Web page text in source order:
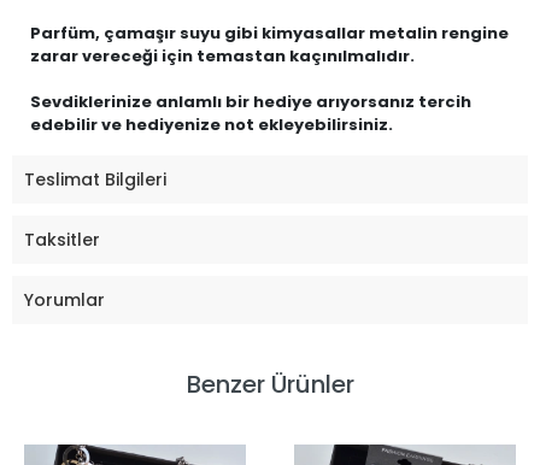
Parfüm, çamaşır suyu gibi kimyasallar metalin rengine
zarar vereceği için temastan kaçınılmalıdır.
Sevdiklerinize anlamlı bir hediye arıyorsanız tercih
edebilir ve hediyenize not ekleyebilirsiniz.
Teslimat Bilgileri
Taksitler
Yorumlar
Benzer Ürünler